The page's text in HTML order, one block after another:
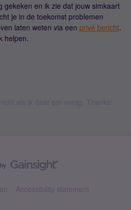
gekeken en ik zie dat jouw simkaart
je in de toekomst problemen
laten weten via een privé bericht.
helpen.
Accessibility statement